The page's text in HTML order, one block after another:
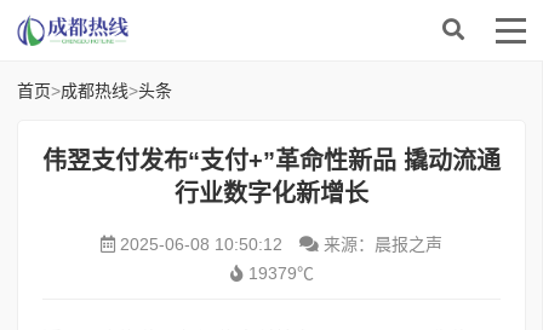
首页>成都热线>头条
伟翌支付发布“支付+”革命性新品 撬动流通
行业数字化新增长
2025-06-08 10:50:12
来源：晨报之声
19379℃